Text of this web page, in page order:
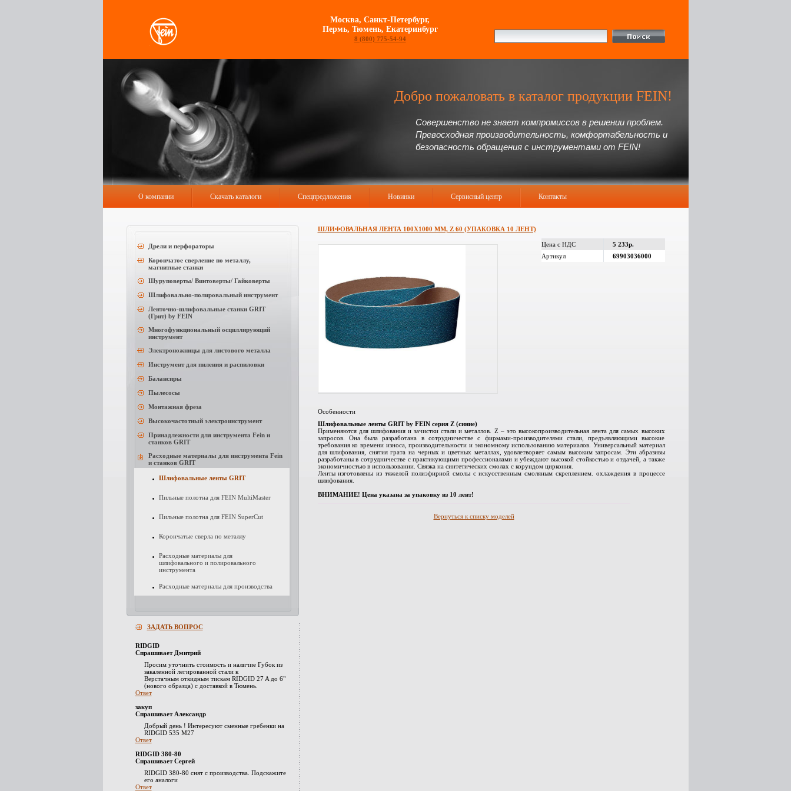
Москва, Санкт-Петербург,
Пермь, Тюмень, Екатеринбург
8 (800) 775-54-94
Добро пожаловать в каталог продукции FEIN!
Совершенство не знает компромиссов в решении проблем.
Превосходная производительность, комфортабельность и
безопасность обращения с инструментами от FEIN!
О компании Скачать каталоги Спецпредложения Новинки Сервисный центр Контакты
Дрели и перфораторы
Корончатое сверление по металлу,
магнитные станки
Шуруповерты/ Винтоверты/ Гайковерты
Шлифовально-полировальный инструмент
Ленточно-шлифовальные станки GRIT
(Грит) by FEIN
Многофункциональный осциллирующий
инструмент
Электроножницы для листового металла
Инструмент для пиления и распиловки
Балансиры
Пылесосы
Монтажная фреза
Высокочастотный электроинструмент
Принадлежности для инструмента Fein и
станков GRIT
Расходные материалы для инструмента Fein
и станков GRIT
Шлифовальные ленты GRIT
Пильные полотна для FEIN MultiMaster
Пильные полотна для FEIN SuperCut
Корончатые сверла по металлу
Расходные материалы для
шлифовального и полировального
инструмента
Расходные материалы для производства
ЗАДАТЬ ВОПРОС
RIDGID
Спрашивает Дмитрий
Просим уточнить стоимость и наличие Губок из
закаленной легированной стали к
Верстачным откидным тискам RIDGID 27 A до 6"
(нового образца) с доставкой в Тюмень.
Ответ
закуп
Спрашивает Александр
Добрый день ! Интересуют сменные гребенки на
RIDGID 535 М27
Ответ
RIDGID 380-80
Спрашивает Сергей
RIDGID 380-80 снят с производства. Подскажите
его аналоги
Ответ
ШЛИФОВАЛЬНАЯ ЛЕНТА 100Х1000 ММ, Z 60 (УПАКОВКА 10 ЛЕНТ)
Цена с НДС
5 233р.
Артикул
69903036000
Особенности
Шлифовальные ленты GRIT by FEIN серия Z (синие)
Применяются для шлифования и зачистки стали и металлов. Z – это высокопроизводительная лента для самых высоких
запросов. Она была разработана в сотрудничестве с фирмами-производителями стали, предъявляющими высокие
требования ко времени износа, производительности и экономному использованию материалов. Универсальный материал
для шлифования, снятия грата на черных и цветных металлах, удовлетворяет самым высоким запросам. Эти абразивы
разработаны в сотрудничестве с практикующими профессионалами и убеждают высокой стойкостью и отдачей, а также
экономичностью в использовании. Связка на синтетических смолах с корундом циркония.
Ленты изготовлены из тяжелой полиэфирной смолы с искусственным смоляным скреплением. охлаждения в процессе
шлифования.
ВНИМАНИЕ! Цена указана за упаковку из 10 лент!
Вернуться к списку моделей